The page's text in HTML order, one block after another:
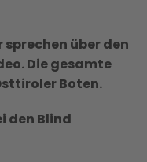
über den
Die gesamte
Boten.
den Blind